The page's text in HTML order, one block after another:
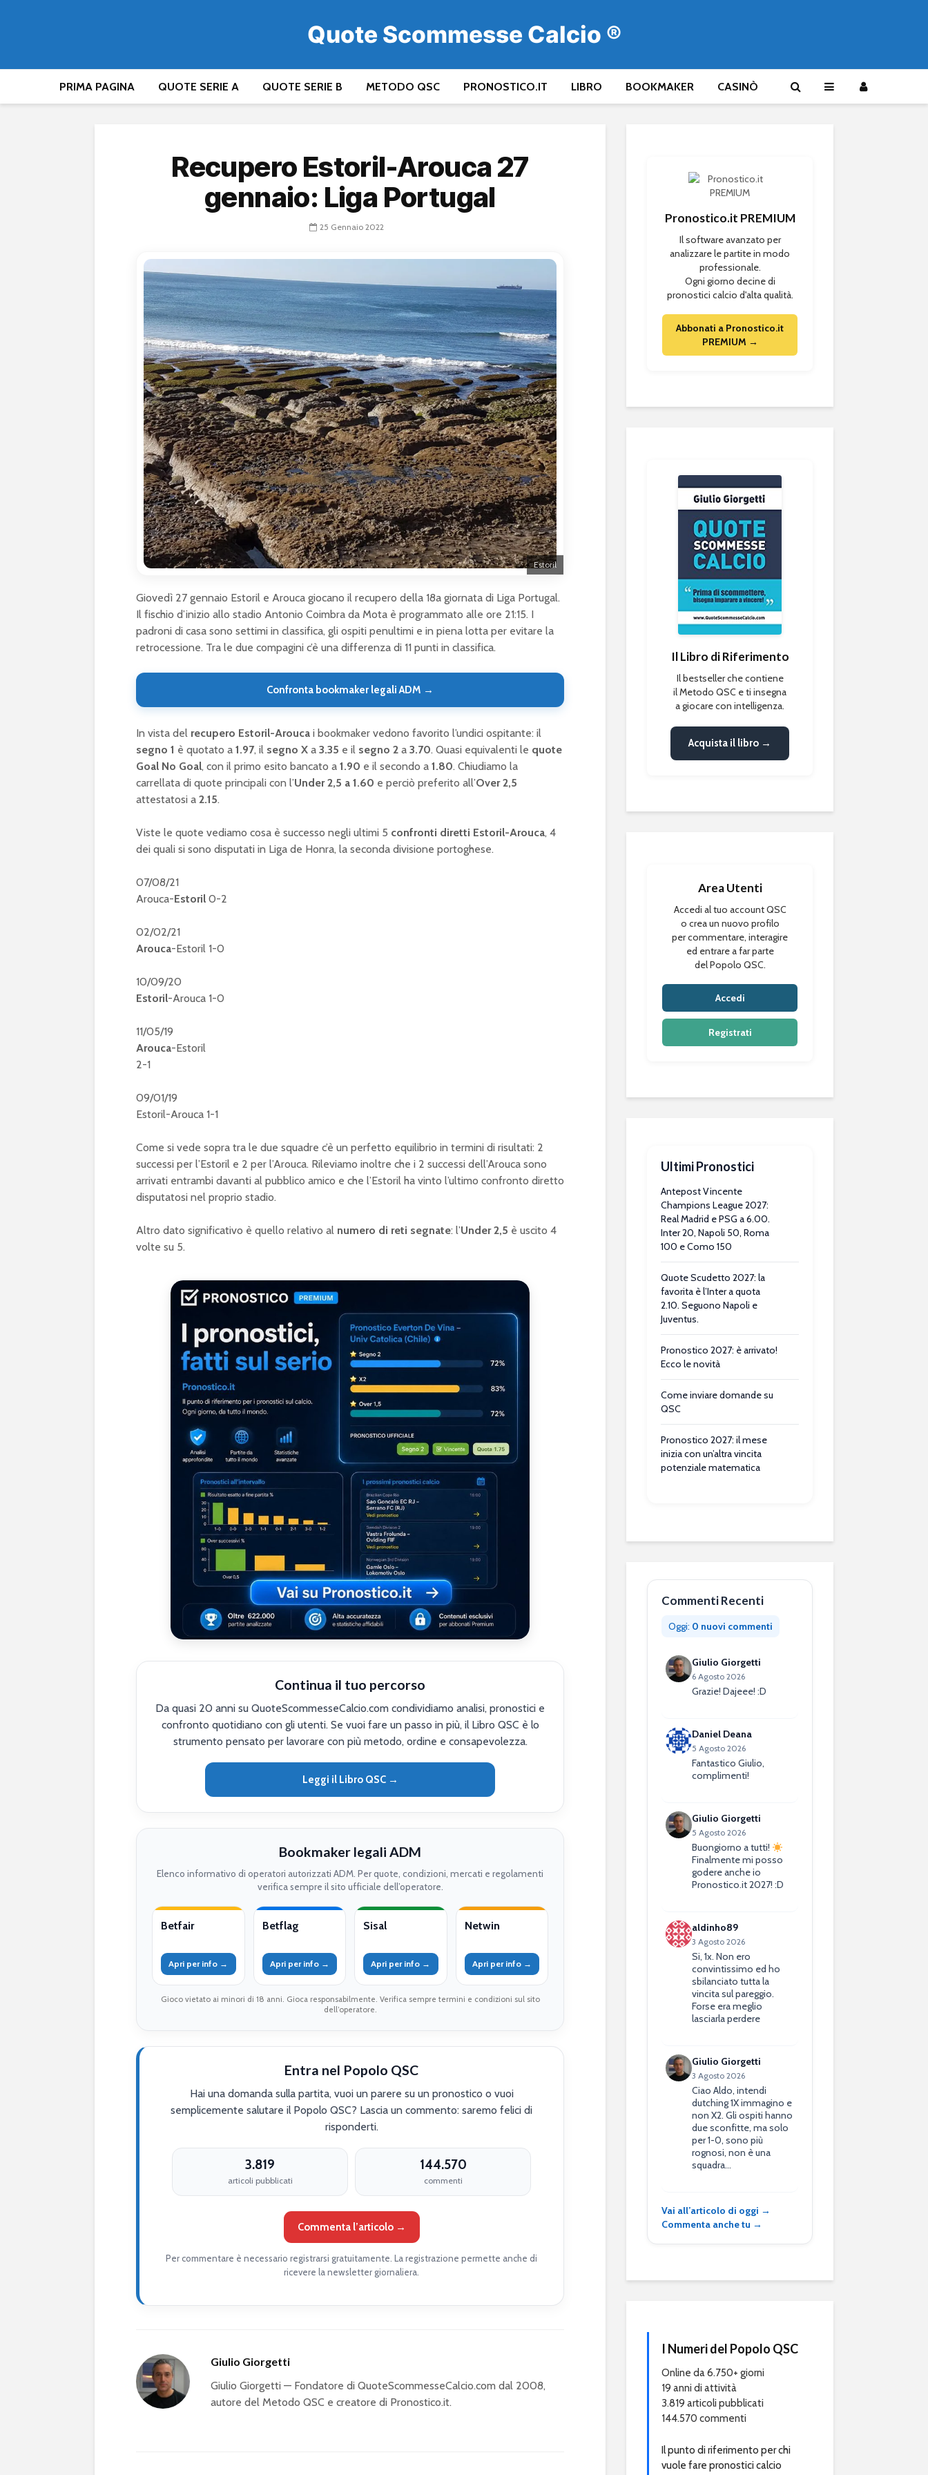
Quote Scommesse Calcio ®
PRIMA PAGINA QUOTE SERIE A QUOTE SERIE B METODO QSC PRONOSTICO.IT LIBRO BOOKMAKER CASINÒ
Recupero Estoril-Arouca 27
gennaio: Liga Portugal
25 Gennaio 2022
Estoril
Giovedì 27 gennaio Estoril e Arouca giocano il recupero della 18a giornata di Liga Portugal.
Il fischio d’inizio allo stadio Antonio Coimbra da Mota è programmato alle ore 21:15. I
padroni di casa sono settimi in classifica, gli ospiti penultimi e in piena lotta per evitare la
retrocessione. Tra le due compagini c’è una differenza di 11 punti in classifica.
Confronta bookmaker legali ADM →
In vista del recupero Estoril-Arouca i bookmaker vedono favorito l’undici ospitante: il
segno 1 è quotato a 1.97, il segno X a 3.35 e il segno 2 a 3.70. Quasi equivalenti le quote
Goal No Goal, con il primo esito bancato a 1.90 e il secondo a 1.80. Chiudiamo la
carrellata di quote principali con l’Under 2,5 a 1.60 e perciò preferito all’Over 2,5
attestatosi a 2.15.
Viste le quote vediamo cosa è successo negli ultimi 5 confronti diretti Estoril-Arouca, 4
dei quali si sono disputati in Liga de Honra, la seconda divisione portoghese.
07/08/21
Arouca-Estoril 0-2
02/02/21
Arouca-Estoril 1-0
10/09/20
Estoril-Arouca 1-0
11/05/19
Arouca-Estoril
2-1
09/01/19
Estoril-Arouca 1-1
Come si vede sopra tra le due squadre c’è un perfetto equilibrio in termini di risultati: 2
successi per l’Estoril e 2 per l’Arouca. Rileviamo inoltre che i 2 successi dell’Arouca sono
arrivati entrambi davanti al pubblico amico e che l’Estoril ha vinto l’ultimo confronto diretto
disputatosi nel proprio stadio.
Altro dato significativo è quello relativo al numero di reti segnate: l’Under 2,5 è uscito 4
volte su 5.
Continua il tuo percorso
Da quasi 20 anni su QuoteScommesseCalcio.com condividiamo analisi, pronostici e
confronto quotidiano con gli utenti. Se vuoi fare un passo in più, il Libro QSC è lo
strumento pensato per lavorare con più metodo, ordine e consapevolezza.
Leggi il Libro QSC →
Bookmaker legali ADM
Elenco informativo di operatori autorizzati ADM. Per quote, condizioni, mercati e regolamenti
verifica sempre il sito ufficiale dell’operatore.
Betfair
Apri per info →
Betflag
Apri per info →
Sisal
Apri per info →
Netwin
Apri per info →
Gioco vietato ai minori di 18 anni. Gioca responsabilmente. Verifica sempre termini e condizioni sul sito
dell’operatore.
Entra nel Popolo QSC
Hai una domanda sulla partita, vuoi un parere su un pronostico o vuoi
semplicemente salutare il Popolo QSC? Lascia un commento: saremo felici di
risponderti.
3.819
articoli pubblicati
144.570
commenti
Commenta l’articolo →
Per commentare è necessario registrarsi gratuitamente. La registrazione permette anche di
ricevere la newsletter giornaliera.
Giulio Giorgetti
Giulio Giorgetti — Fondatore di QuoteScommesseCalcio.com dal 2008,
autore del Metodo QSC e creatore di Pronostico.it.
Pronostico.it PREMIUM
Il software avanzato per
analizzare le partite in modo
professionale.
Ogni giorno decine di
pronostici calcio d'alta qualità.
Abbonati a Pronostico.it
PREMIUM →
Il Libro di Riferimento
Il bestseller che contiene
il Metodo QSC e ti insegna
a giocare con intelligenza.
Acquista il libro →
Area Utenti
Accedi al tuo account QSC
o crea un nuovo profilo
per commentare, interagire
ed entrare a far parte
del Popolo QSC.
Accedi
Registrati
Ultimi Pronostici
Antepost Vincente
Champions League 2027:
Real Madrid e PSG a 6.00.
Inter 20, Napoli 50, Roma
100 e Como 150
Quote Scudetto 2027: la
favorita è l’Inter a quota
2.10. Seguono Napoli e
Juventus.
Pronostico 2027: è arrivato!
Ecco le novità
Come inviare domande su
QSC
Pronostico 2027: il mese
inizia con un’altra vincita
potenziale matematica
Commenti Recenti
Oggi: 0 nuovi commenti
Giulio Giorgetti
6 Agosto 2026
Grazie! Dajeee! :D
Daniel Deana
5 Agosto 2026
Fantastico Giulio,
complimenti!
Giulio Giorgetti
5 Agosto 2026
Buongiorno a tutti!
Finalmente mi posso
godere anche io
Pronostico.it 2027! :D
aldinho89
3 Agosto 2026
Si, 1x. Non ero
convintissimo ed ho
sbilanciato tutta la
vincita sul pareggio.
Forse era meglio
lasciarla perdere
Giulio Giorgetti
3 Agosto 2026
Ciao Aldo, intendi
dutching 1X immagino e
non X2. Gli ospiti hanno
due sconfitte, ma solo
per 1-0, sono più
rognosi, non è una
squadra…
Vai all’articolo di oggi →
Commenta anche tu →
I Numeri del Popolo QSC
Online da 6.750+ giorni
19 anni di attività
3.819 articoli pubblicati
144.570 commenti
Il punto di riferimento per chi
vuole fare pronostici calcio